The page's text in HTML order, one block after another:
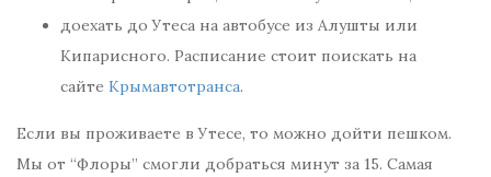
доехать до Утеса на автобусе из Алушты или
Кипарисного. Расписание стоит поискать на
сайте Крымавтотранса.
Если вы проживаете в Утесе, то можно дойти пешком.
Мы от “Флоры” смогли добраться минут за 15. Самая